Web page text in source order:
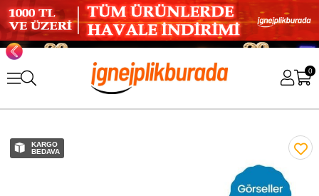
0
KARGO
BEDAVA